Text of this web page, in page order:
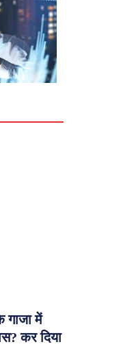
गाजा में
कर दिया